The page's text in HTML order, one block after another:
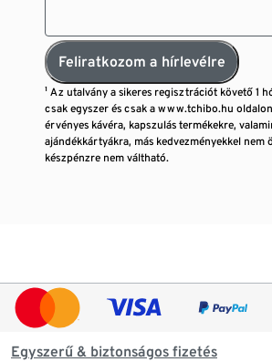
Feliratkozom a hírlevélre
¹ Az utalvány a sikeres regisztrációt követő 1
csak egyszer és csak a www.tchibo.hu
érvényes kávéra, kapszulás termékekre,
ajándékkártyákra, más kedvezményekkel nem
készpénzre nem váltható.
Egyszerű & biztonságos fizetés